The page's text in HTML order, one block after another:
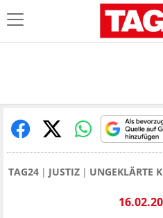
TAG24 JUSTIZ UNGEKLÄRTE